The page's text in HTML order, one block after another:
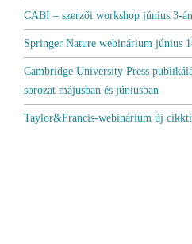
CABI – szerzői workshop június 3-án
Springer Nature webinárium június
Cambridge University Press
sorozat májusban és júniusban
Taylor&Francis-webinárium új